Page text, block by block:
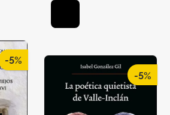
-5%
-5%